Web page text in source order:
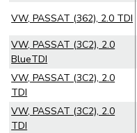
VW, PASSAT (362), 2.0 TDI
VW, PASSAT (3C2), 2.0
BlueTDI
VW, PASSAT (3C2), 2.0
TDI
VW, PASSAT (3C2), 2.0
TDI